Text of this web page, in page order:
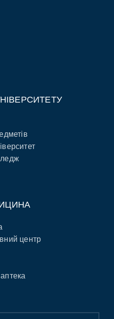
центр